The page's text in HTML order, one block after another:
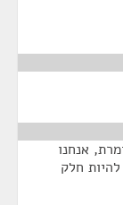
אנחנו
חלק